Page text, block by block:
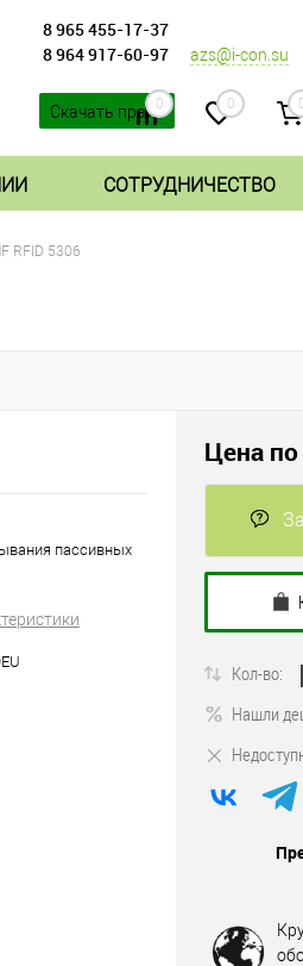
8 965 455-17-37
8 964 917-60-97
azs@i-con.su
Скачать прайс
0 0
СОТРУДНИЧЕСТВО
RFID 5306
пассивных
Цена
Кол-во:
Нашли